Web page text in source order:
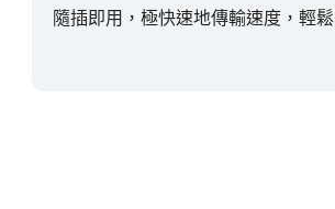
隨插即用，極快速地傳輸速度，輕